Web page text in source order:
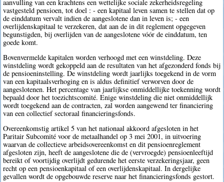
aanvulling van een krachtens een wettelijke sociale zekerheidsregeling
vastgesteld pensioen, tot doel : - een kapitaal leven samen te stellen dat op
de einddatum vervalt indien de aangeslotene dan in leven is; - een
overlijdenskapitaal te verzekeren, dat aan de in dit reglement opgegeven
begunstigden, bij overlijden van de aangeslotene vóór de einddatum, ten
goede komt.
Bovenvermelde kapitalen worden verhoogd met een winstdeling. Deze
winstdeling wordt gekoppeld aan de resultaten van het afgezonderd fonds bij
de pensioeninstelling. De winstdeling wordt jaarlijks toegekend in de vorm
van een kapitaalsverhoging en is aldus definitief verworven door de
aangeslotenen. Het percentage van jaarlijkse onmiddellijke toekenning wordt
bepaald door het toezichtscomité. Enige winstdeling die niet onmiddellijk
wordt toegekend aan de contracten, zal worden aangewend ter financiering
van een collectief sectoraal financieringsfonds.
Overeenkomstig artikel 5 van het nationaal akkoord afgesloten in het
Paritair Subcomité voor de metaalhandel op 3 mei 2001, in uitvoering
waarvan de collectieve arbeidsovereenkomst en dit pensioenreglement
afgesloten zijn, heeft de aangeslotene die de (vervroegde) pensioenleeftijd
bereikt of voortijdig overlijdt gedurende het eerste verzekeringsjaar, geen
recht op een pensioenkapitaal of een overlijdenskapitaal. In dergelijke
gevallen wordt de opgebouwde reserve naar het financieringsfonds gestort.